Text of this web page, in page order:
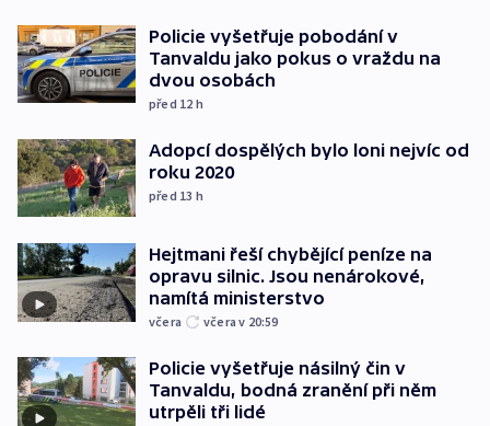
Policie vyšetřuje pobodání v
Tanvaldu jako pokus o vraždu na
dvou osobách
před 12 h
Adopcí dospělých bylo loni nejvíc od
roku 2020
před 13 h
Hejtmani řeší chybějící peníze na
opravu silnic. Jsou nenárokové,
namítá ministerstvo
včera včera v 20:59
Policie vyšetřuje násilný čin v
Tanvaldu, bodná zranění při něm
utrpěli tři lidé